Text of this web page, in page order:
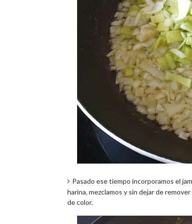
Pasado ese tiempo incorporamos el
harina, mezclamos y sin dejar de
de color.